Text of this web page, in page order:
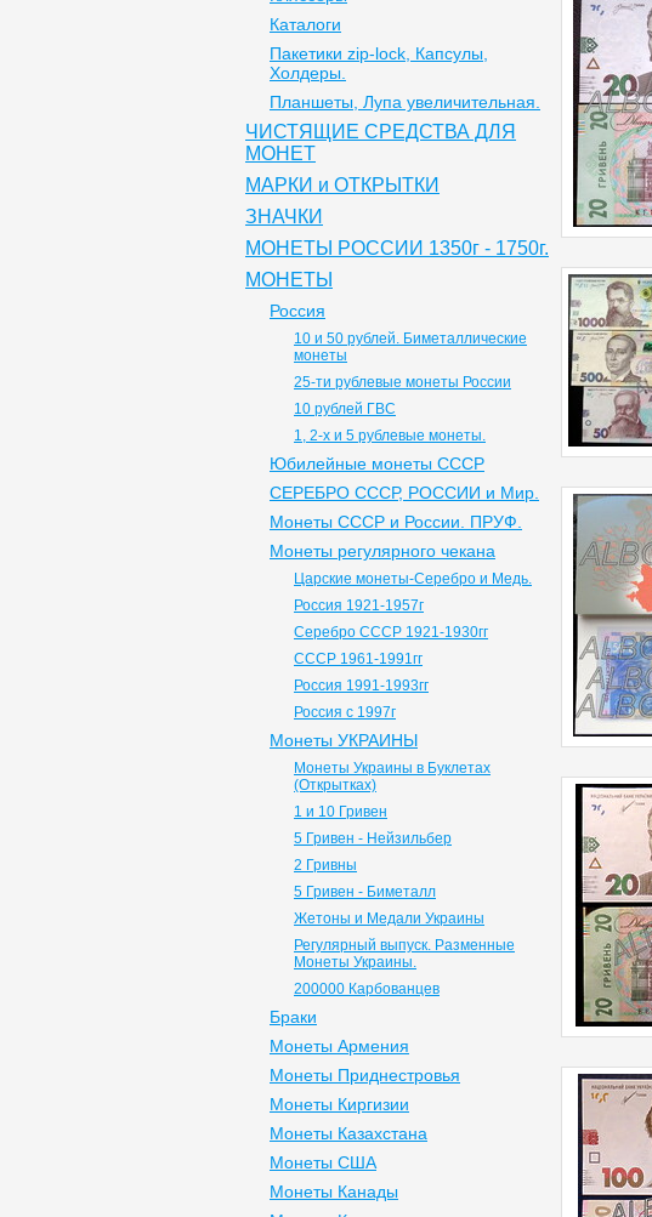
Каталоги
Пакетики zip-lock, Капсулы,
Холдеры.
Планшеты, Лупа увеличительная.
ЧИСТЯЩИЕ СРЕДСТВА ДЛЯ
МОНЕТ
МАРКИ и ОТКРЫТКИ
ЗНАЧКИ
МОНЕТЫ РОССИИ 1350г - 1750г.
МОНЕТЫ
Россия
10 и 50 рублей. Биметаллические
монеты
25-ти рублевые монеты России
10 рублей ГВС
1, 2-х и 5 рублевые монеты.
Юбилейные монеты СССР
СЕРЕБРО СССР, РОССИИ и Мир.
Монеты СССР и России. ПРУФ.
Монеты регулярного чекана
Царские монеты-Серебро и Медь.
Россия 1921-1957г
Серебро СССР 1921-1930гг
СССР 1961-1991гг
Россия 1991-1993гг
Россия с 1997г
Монеты УКРАИНЫ
Монеты Украины в Буклетах
(Открытках)
1 и 10 Гривен
5 Гривен - Нейзильбер
2 Гривны
5 Гривен - Биметалл
Жетоны и Медали Украины
Регулярный выпуск. Разменные
Монеты Украины.
200000 Карбованцев
Браки
Монеты Армения
Монеты Приднестровья
Монеты Киргизии
Монеты Казахстана
Монеты США
Монеты Канады